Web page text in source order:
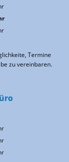
bis 12:00 Uhr
bis 12:00 Uhr
bis 12:00 Uhr
Termine
zu vereinbaren.
bis 13:00 Uhr
bis 13:00 Uhr